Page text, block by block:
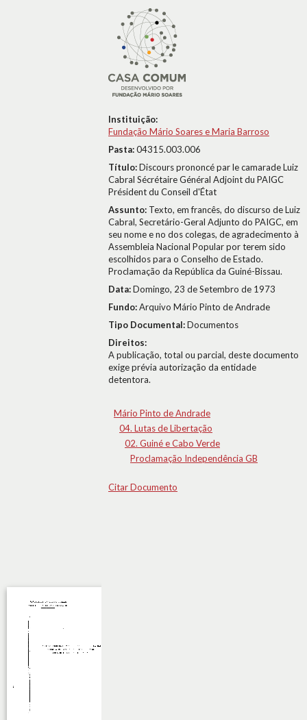
Instituição:
Fundação Mário Soares e Maria Barroso
Pasta:04315.003.006
Título:Discours prononcé par le camarade Luiz
Cabral Sécrétaire Général Adjoint du PAIGC
Président du Conseil d'État
Assunto: Texto, em francês, do discurso de Luiz
Cabral, Secretário-Geral Adjunto do PAIGC, em
seu nome e no dos colegas, de agradecimento à
Assembleia Nacional Popular por terem sido
escolhidos para o Conselho de Estado.
Proclamação da República da Guiné-Bissau.
Data:Domingo, 23 de Setembro de 1973
Fundo:Arquivo Mário Pinto de Andrade
Tipo Documental:Documentos
Direitos:
A publicação, total ou parcial, deste documento
exige prévia autorização da entidade
detentora.
Mário Pinto de Andrade
04. Lutas de Libertação
02. Guiné e Cabo Verde
Proclamação Independência GB
Citar Documento